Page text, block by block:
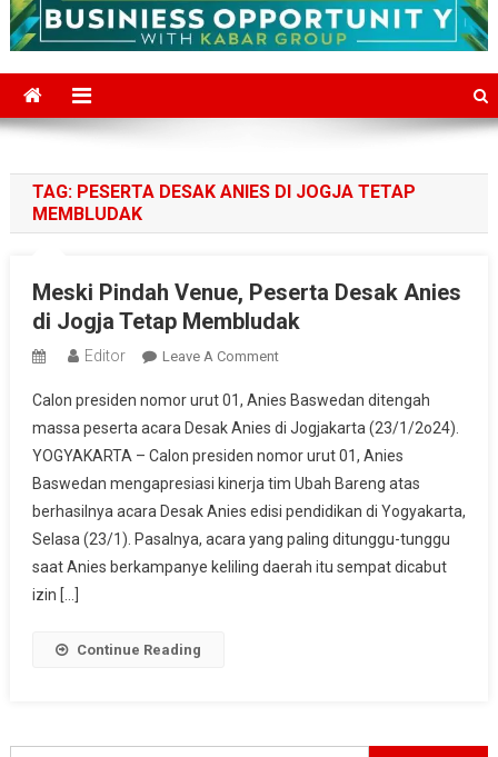
TAG: PESERTA DESAK ANIES DI JOGJA TETAP
MEMBLUDAK
Meski Pindah Venue, Peserta Desak Anies
di Jogja Tetap Membludak
Editor Leave A CommentOn
Pindah
Venue,
Peserta
Desak
Anies
Di
Jogja
Calon presiden nomor urut 01, Anies Baswedan ditengah
massa peserta acara Desak Anies di Jogjakarta (23/1/2o24).
YOGYAKARTA – Calon presiden nomor urut 01, Anies
Baswedan mengapresiasi kinerja tim Ubah Bareng atas
berhasilnya acara Desak Anies edisi pendidikan di Yogyakarta,
Selasa (23/1). Pasalnya, acara yang paling ditunggu-tunggu
saat Anies berkampanye keliling daerah itu sempat dicabut
izin […]
Continue Reading